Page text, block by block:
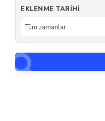
EKLENME TARIHI
Tüm zamanlar